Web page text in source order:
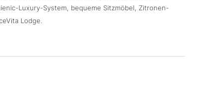
Luxury-System, bequeme Sitzmöbel, Zitronen-
Lodge.